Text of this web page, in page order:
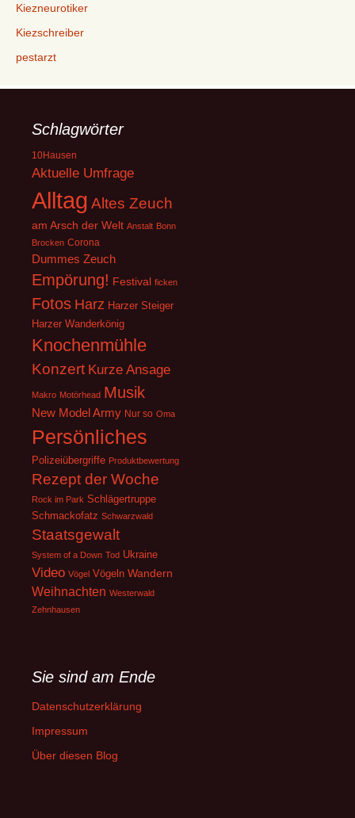
Kiezneurotiker
Kiezschreiber
pestarzt
Schlagwörter
10Hausen
Aktuelle Umfrage
Alltag Altes Zeuch
am Arsch der Welt Anstalt Bonn
Brocken Corona
Dummes Zeuch
Empörung! Festival ficken
Fotos Harz Harzer Steiger
Harzer Wanderkönig
Knochenmühle
Konzert Kurze Ansage
Makro Motörhead Musik
New Model Army Nur so Oma
Persönliches
Polizeiübergriffe Produktbewertung
Rezept der Woche
Rock im Park Schlägertruppe
Schmackofatz Schwarzwald
Staatsgewalt
System of a Down Tod Ukraine
Video Vögel Vögeln Wandern
Weihnachten Westerwald
Zehnhausen
Sie sind am Ende
Datenschutzerklärung
Impressum
Über diesen Blog